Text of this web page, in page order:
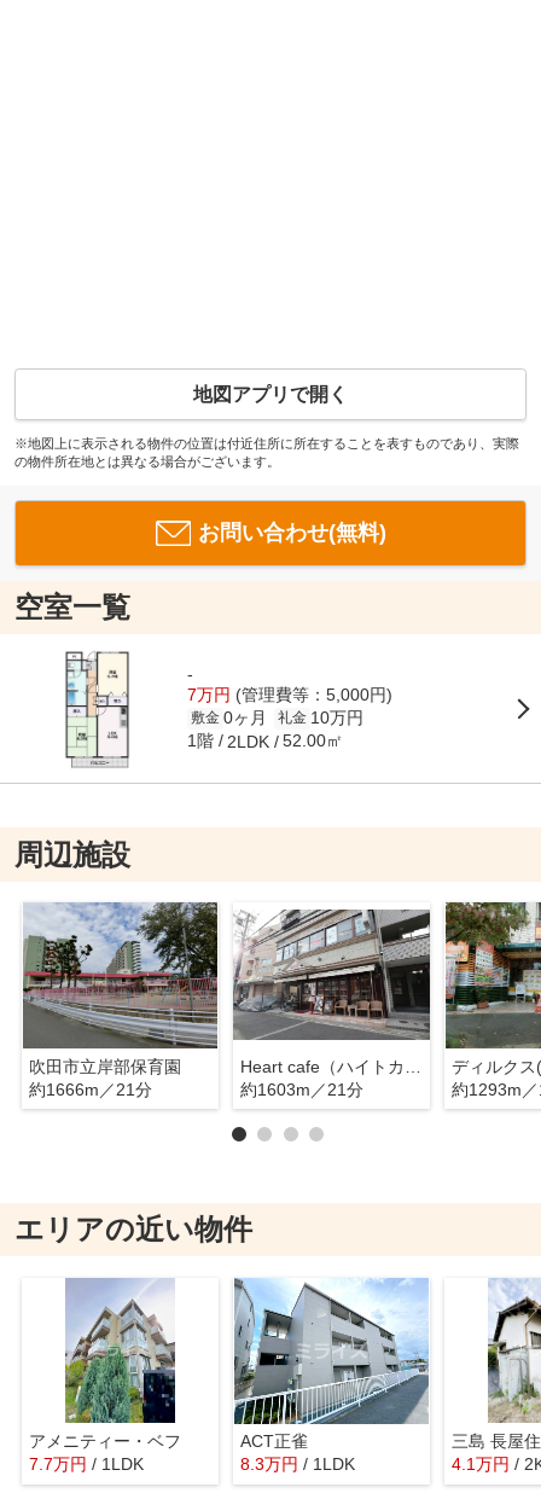
地図アプリで開く
※地図上に表示される物件の位置は付近住所に所在することを表すものであり、実際
の物件所在地とは異なる場合がございます。
お問い合わせ(無料)
空室一覧
-
7万円 (管理費等：5,000円)
敷金 0ヶ月 礼金 10万円
1階 2LDK 52.00㎡
周辺施設
吹田市立岸部保育園
約1666m／21分
約1603m／21分
ディルクス
約1293m
エリアの近い物件
アメニティー・ベフ
7.7万円 / 1LDK
ACT正雀
8.3万円 / 1LDK
三島 長屋
4.1万円 /